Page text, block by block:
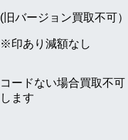
(旧バージョン買取不可）
※印あり減額なし
コードない場合買取不
します